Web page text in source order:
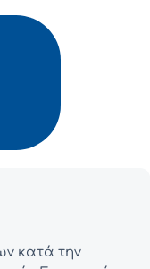
κατά την